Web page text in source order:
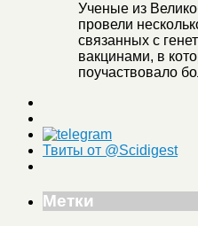
Ученые из
провели
связанных с
вакцинами, в
поучаствовало
Твиты от @Scidigest
Метки